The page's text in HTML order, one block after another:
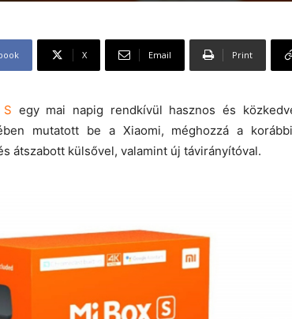
X Email Print
egy mai napig rendkívül hasznos és
mutatott be a Xiaomi, méghozzá a
átszabott külsővel, valamint új távirányítóval.